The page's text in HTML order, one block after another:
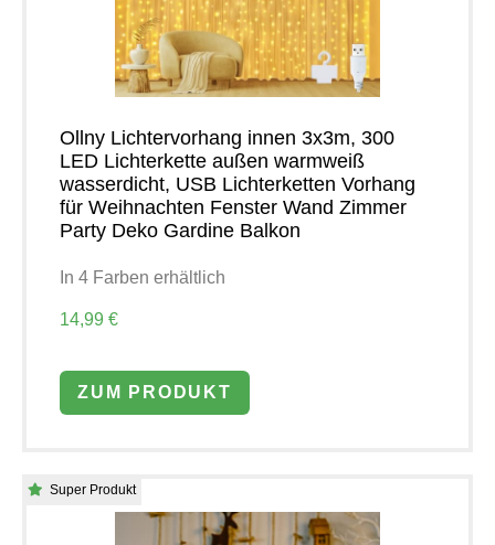
Ollny Lichtervorhang innen 3x3m, 300
LED Lichterkette außen warmweiß
wasserdicht, USB Lichterketten Vorhang
für Weihnachten Fenster Wand Zimmer
Party Deko Gardine Balkon
In 4 Farben erhältlich
14,99 €
ZUM PRODUKT
Super Produkt